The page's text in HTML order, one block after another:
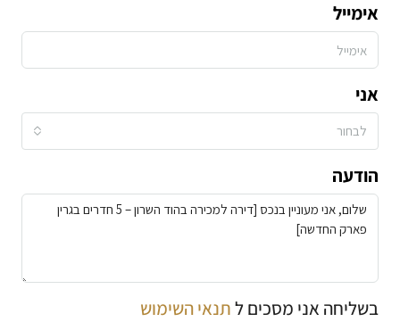
אימייל
אני
לבחור
הודעה
בשליחה אני מסכים לתנאי השימוש